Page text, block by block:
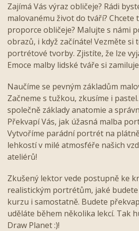
Zajímá Vás výraz obličeje? Rádi
malovanému život do tváří? Chcete
proporce obličeje? Malujte s námi
obrazů, i když začínáte! Vezměte si
portrétové tvorby. Zjistíte, že lze
Emoce malby lidské tváře si
Naučíme se pevným základům
Začneme s tužkou, zkusíme i
společně základy anatomie a
Překvapí Vás, jak úžasná malba
Vytvoříme parádní portrét na
lehkostí v milé atmosféře našich
ateliérů!
Zkušený lektor vede postupně ke
realistickým portrétům, jaké
kurzu i samostatně. Budete
uděláte během několika lekcí. Tak
Draw Planet :)!